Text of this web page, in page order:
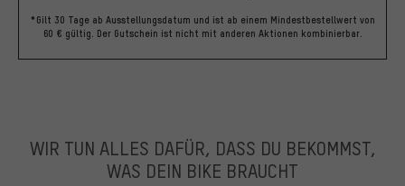
*Gilt 30 Tage ab Ausstellungsdatum und ist ab einem Mindestbestellwert von
60 € gültig. Der Gutschein ist nicht mit anderen Aktionen kombinierbar.
WIR TUN ALLES DAFÜR, DASS DU BEKOMMST,
WAS DEIN BIKE BRAUCHT